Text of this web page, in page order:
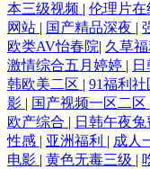
本三级视频 | 伦理片在
网站 | 国产精品深夜 |
欧类AV怡春院| 久草
激情综合五月婷婷 |
韩欧美二区 | 91福利社
影 | 国产视频一区二区
欧产综合 | 日韩午夜
性感 | 亚洲福利 | 成人
电影 | 黄色无毒三级 |